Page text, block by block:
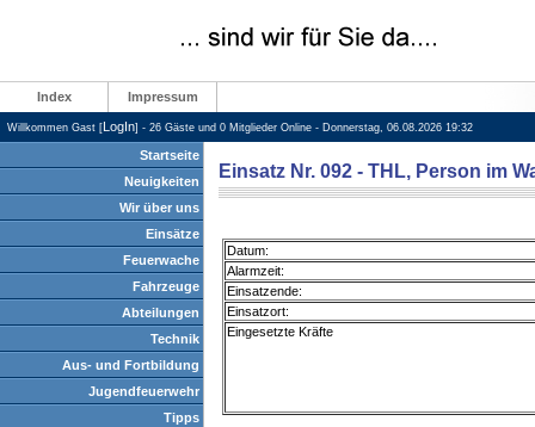
Index Impressum
Willkommen Gast [LogIn] - 26 Gäste und 0 Mitglieder Online - Donnerstag, 06.08.2026 19:32
Startseite
Neuigkeiten
Wir über uns
Einsätze
Feuerwache
Fahrzeuge
Abteilungen
Technik
Aus- und Fortbildung
Jugendfeuerwehr
Tipps
Einsatz Nr. 092 - THL, Person im
Datum:
Alarmzeit:
Einsatzende:
Einsatzort:
Eingesetzte Kräfte